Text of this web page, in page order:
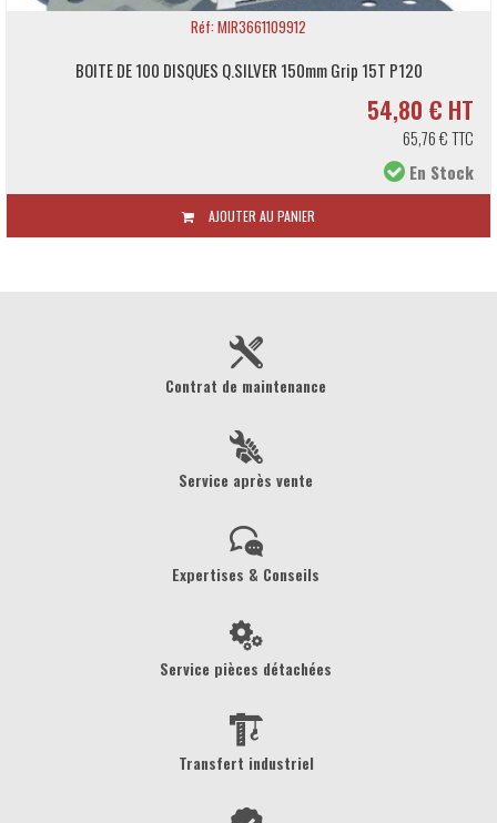
Réf: MIR3661109912
BOITE DE 100 DISQUES Q.SILVER 150mm Grip 15T P120
54,80 € HT
65,76 € TTC
En Stock
AJOUTER AU PANIER
Contrat de maintenance
Service après vente
Expertises & Conseils
Service pièces détachées
Transfert industriel